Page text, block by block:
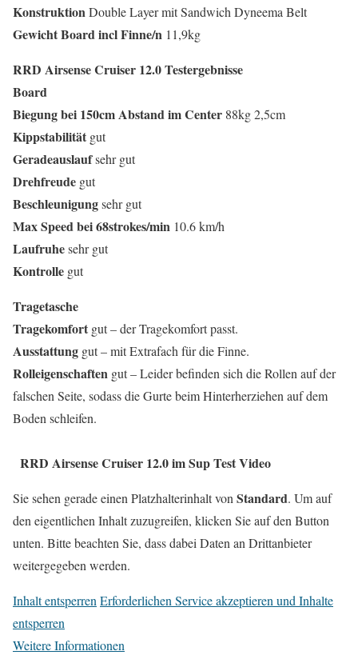
KonstruktionDouble Layer mit Sandwich Dyneema Belt
GewichtBoardinclFinne/n 11,9kg
RRD Airsense Cruiser 12.0 Testergebnisse
Board
Biegungbei 150cmAbstandimCenter 88kg 2,5cm
Kippstabilität gut
Geradeauslaufsehr gut
Drehfreude gut
Beschleunigungsehr gut
MaxSpeedbei 68strokes/min 10.6 km/h
Laufruhesehr gut
Kontrolle gut
Tragetasche
Tragekomfort gut – der Tragekomfort passt.
Ausstattung gut – mit Extrafach für die Finne.
Rolleigenschaften gut – Leider befinden sich die Rollen auf der
falschen Seite, sodass die Gurte beim Hinterherziehen auf dem
Boden schleifen.
RRD Airsense Cruiser 12.0 im Sup Test Video
Sie sehen gerade einen Platzhalterinhalt von Standard. Um auf
den eigentlichen Inhalt zuzugreifen, klicken Sie auf den Button
unten. Bitte beachten Sie, dass dabei Daten an Drittanbieter
weitergegeben werden.
Inhalt entsperren Erforderlichen Service akzeptieren und Inhalte
entsperren
Weitere Informationen